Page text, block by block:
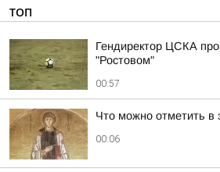
ТОП
Гендиректор ЦСКА
"Ростовом"
00:57
Что можно отметить в
00:06